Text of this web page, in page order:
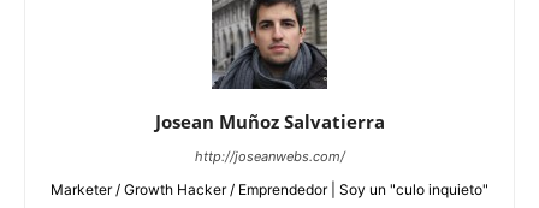
Josean Muñoz Salvatierra
http://joseanwebs.com/
Marketer / Growth Hacker / Emprendedor | Soy un "culo inquieto"